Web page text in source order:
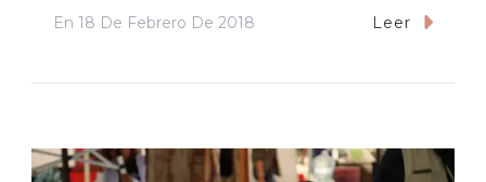
En 18 De Febrero De 2018 Leer